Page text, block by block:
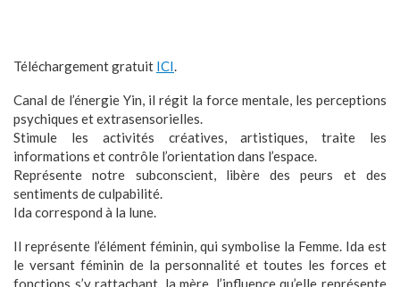
Téléchargement gratuit ICI.
Canal de l’énergie Yin, il régit la force mentale, les perceptions
psychiques et extrasensorielles.
Stimule les activités créatives, artistiques, traite les
informations et contrôle l’orientation dans l’espace.
Représente notre subconscient, libère des peurs et des
sentiments de culpabilité.
Ida correspond à la lune.
Il représente l’élément féminin, qui symbolise la Femme. Ida est
le versant féminin de la personnalité et toutes les forces et
fonctions s’y rattachant, la mère, l’influence qu’elle représente